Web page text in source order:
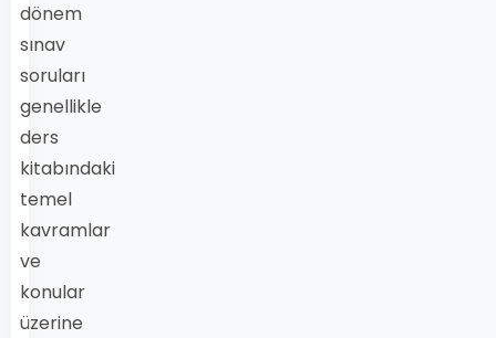
dönem
sınav
soruları
genellikle
ders
kitabındaki
temel
kavramlar
ve
konular
üzerine